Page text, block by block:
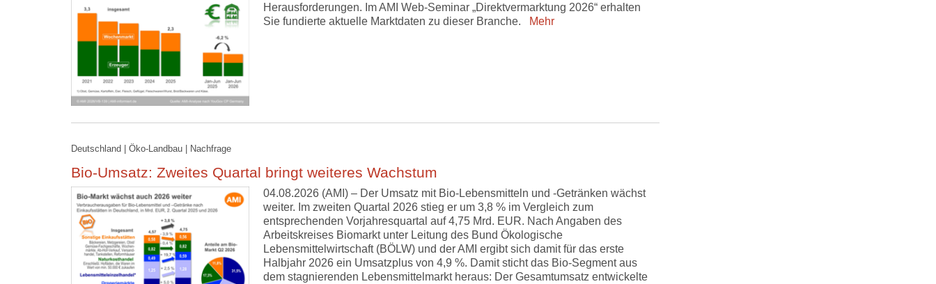
Herausforderungen. Im AMI Web-Seminar „Direktvermarktung 2026“ erhalten
Sie fundierte aktuelle Marktdaten zu dieser Branche.
Mehr
Deutschland | Öko-Landbau | Nachfrage
Bio-Umsatz: Zweites Quartal bringt weiteres Wachstum
04.08.2026 (AMI) – Der Umsatz mit Bio-Lebensmitteln und -Getränken wächst
weiter. Im zweiten Quartal 2026 stieg er um 3,8 % im Vergleich zum
entsprechenden Vorjahresquartal auf 4,75 Mrd. EUR. Nach Angaben des
Arbeitskreises Biomarkt unter Leitung des Bund Ökologische
Lebensmittelwirtschaft (BÖLW) und der AMI ergibt sich damit für das erste
Halbjahr 2026 ein Umsatzplus von 4,9 %. Damit sticht das Bio-Segment aus
dem stagnierenden Lebensmittelmarkt heraus: Der Gesamtumsatz entwickelte